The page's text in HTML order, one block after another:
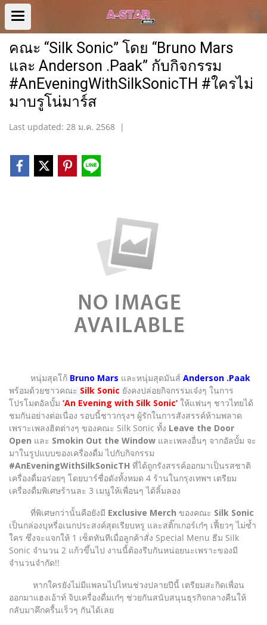
คณะ “Silk Sonic” โดย “Bruno Mars
และ Anderson .Paak” กับกิจกรรม
#AnEveningWithSilkSonicTH #ใครไม่
มาบรูโน่มาร์ส
Last updated: 28 ม.ค. 2568 |
หนุ่มสุดโก้ Bruno Mars และหนุ่มสุดมันส์ Anderson .Paak
พร้อมด้วยชาวคณะ Silk Sonic ยังคงปล่อยกิจกรรมเจ๋งๆ ในการ
โปรโมตอัลบั้ม ‘An Evening with Silk Sonic’ ให้แฟนๆ ชาวไทยได้
ชมกันอย่างต่อเนื่อง รอบนี้ชาวกรุงฯ ผู้รักในการสังสรรค์ห้ามพลาด
เพราะเพลงฮิตต่างๆ ของคณะ Silk Sonic ทั้ง Leave the Door
Open และ Smokin Out the Window และเพลงอื่นๆ จากอัลบั้ม จะ
มาในรูปแบบของเครื่องดื่ม ไปกับกิจกรรม
#AnEveningWithSilkSonicTH ที่ได้ถูกรังสรรค์ออกมาเป็นรสชาติ
เครื่องดื่มอร่อยๆ โดยบาร์ชื่อดังทั้งหมด 4 ร้านในกรุงเทพฯ เตรียม
เครื่องดื่มพิเศษร้านละ 3 เมนูให้เพื่อนๆ ได้ลิ้มลอง
ที่พิเศษกว่านั้นคือยังมี Exclusive Merch ของคณะ Silk Sonic
เป็นกล่องบุหรี่อเนกประสงค์สุดเรียบหรู และสติ๊กเกอร์เก๋ๆ เฟี้ยวๆ ไม่ซ้ำ
ใคร ซึ่งจะแจกให้ 1 เซ็ตทันทีเมื่อลูกค้าสั่ง Special Menu ธีม Silk
Sonic จำนวน 2 แก้วขึ้นไป งานนี้ต้องรีบกันหน่อยนะเพราะของมี
จำนวนจำกัด!!
หากใครยังไม่มีแพลนไปไหนช่วงปลายปีนี้ เตรียมสะกิดเพื่อน
ออกมาแฮงเอ้าท์ จิบเครื่องดื่มเก๋ๆ ช่วยกันสนับสนุนธุรกิจกลางคืนให้
กลับมาคึกครื้นเร็วๆ กันได้เลย